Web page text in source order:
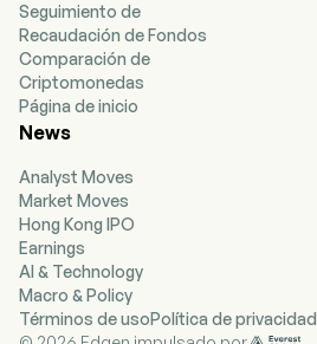
Seguimiento de
Recaudación de Fondos
Comparación de
Criptomonedas
Página de inicio
News
Analyst Moves
Market Moves
Hong Kong IPO
Earnings
AI & Technology
Macro & Policy
Términos de usoPolítica de privacidad